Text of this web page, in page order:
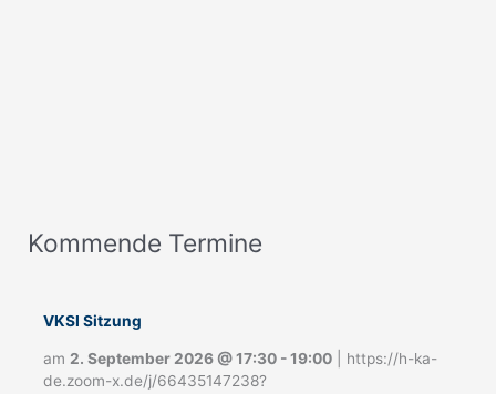
Kommende Termine
VKSI Sitzung
am 2. September 2026@17:30 -19:00
https://h-ka-
de.zoom-x.de/j/66435147238?
A